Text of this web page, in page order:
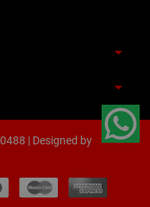
| Designed by